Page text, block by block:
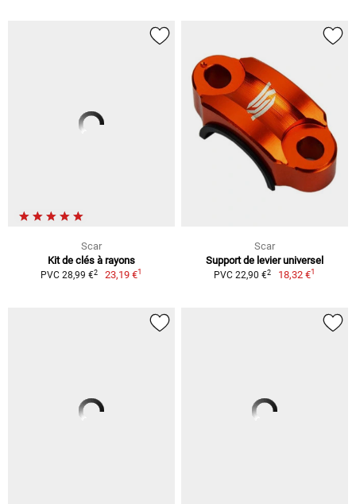
Scar
Kit de clés à rayons
PVC 28,99 €2 23,19 €1
Scar
Support de levier universel
PVC 22,90 €2 18,32 €1